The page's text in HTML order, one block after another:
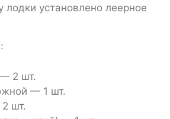
лодки установлено леерное
2 шт.
— 1 шт.
шт.